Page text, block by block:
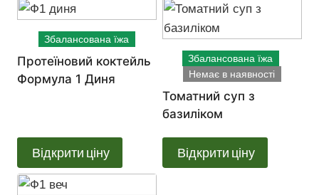
Збалансована їжа
Протеїновий коктейль
Формула 1 Диня
Відкрити ціну
Збалансована їжа
Немає в наявності
Томатний суп з
базиліком
Відкрити ціну